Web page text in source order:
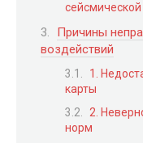
Причины
воздействий
1.
карты
2.
норм